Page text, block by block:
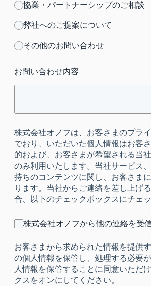
協業・パートナーシップのご相談
弊社へのご提案について
その他のお問い合わせ
お問い合わせ内容
株式会社オノフは、お客さまのプラ
でおり、いただいた個人情報はお客
的および、お客さまが希望される当
のみ利用いたします。当社サービス
持ちのコンテンツに関し、お客さま
ります。当社からご連絡を差し上げ
合、以下のチェックボックスにチェ
株式会社オノフから他の連絡を受
お客さまから求められた情報を提供
の個人情報を保管し、処理する必要
人情報を保管することに同意いただ
クスをオンにしてください。